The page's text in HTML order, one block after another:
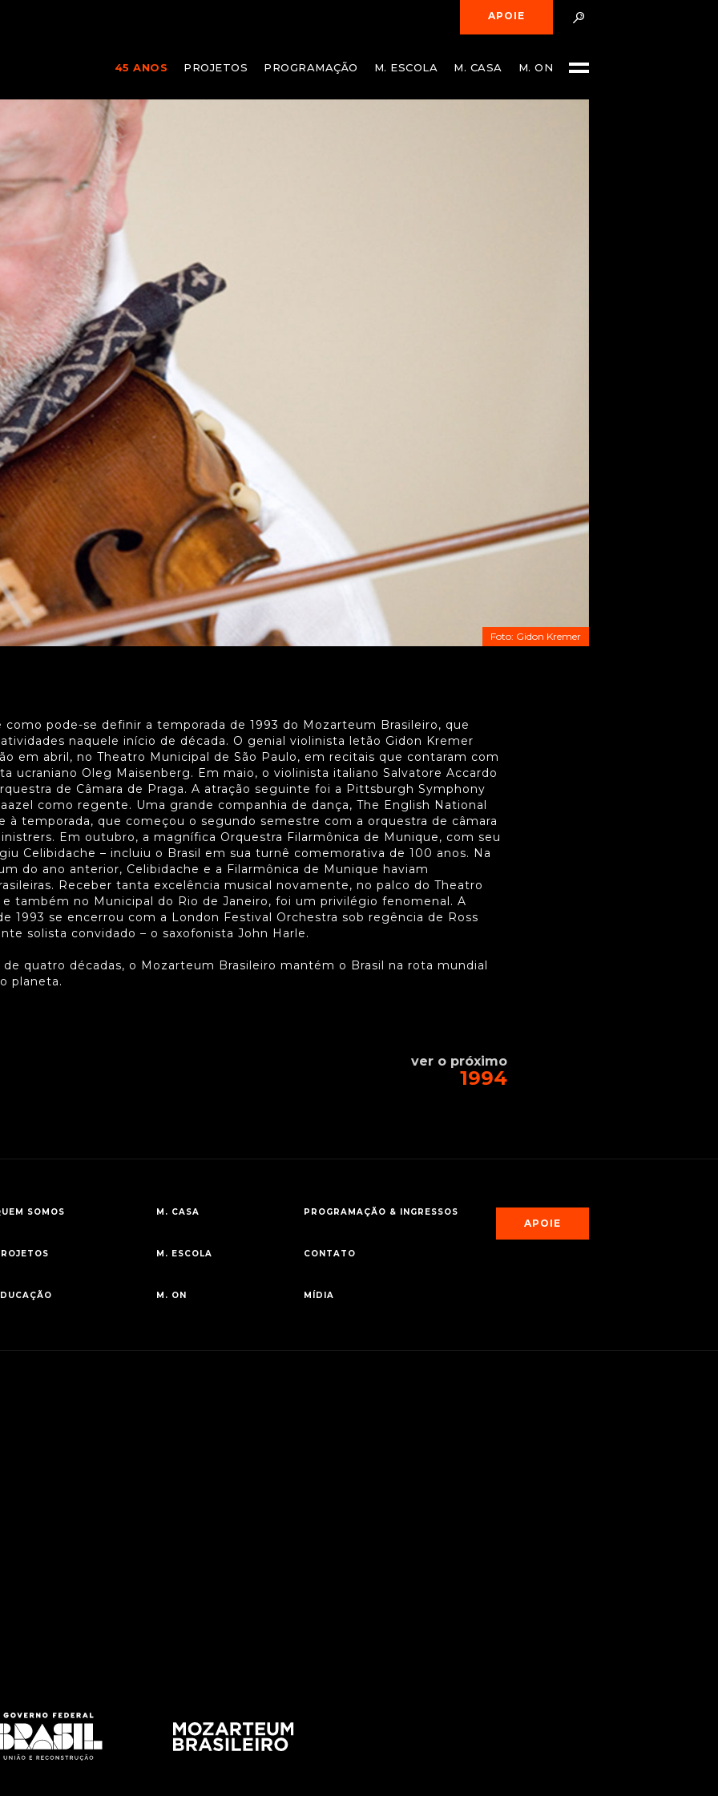
APOIE
45 ANOS PROJETOS PROGRAMAÇÃO M. ESCOLA M. CASA M. ON
Foto: Gidon Kremer
como pode-se definir a temporada de 1993 do Mozarteum Brasileiro, que
naquele início de década. O genial violinista letão Gidon Kremer
em abril, no Theatro Municipal de São Paulo, em recitais que contaram com
ucraniano Oleg Maisenberg. Em maio, o violinista italiano Salvatore Accardo
de Câmara de Praga. A atração seguinte foi a Pittsburgh Symphony
como regente. Uma grande companhia de dança, The English National
à temporada, que começou o segundo semestre com a orquestra de câmara
Em outubro, a magnífica Orquestra Filarmônica de Munique, com seu
Celibidache – incluiu o Brasil em sua turnê comemorativa de 100 anos. Na
do ano anterior, Celibidache e a Filarmônica de Munique haviam
Receber tanta excelência musical novamente, no palco do Theatro
também no Municipal do Rio de Janeiro, foi um privilégio fenomenal. A
1993 se encerrou com a London Festival Orchestra sob regência de Ross
solista convidado – o saxofonista John Harle.
quatro décadas, o Mozarteum Brasileiro mantém o Brasil na rota mundial
planeta.
ver o próximo
1994
SOMOS M. CASA
M. ESCOLA
M. ON
PROGRAMAÇÃO & INGRESSOS
CONTATO
MÍDIA
APOIE